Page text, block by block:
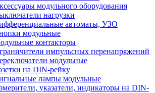
модульного оборудования
нагрузки
автоматы, УЗО
модульные
контакторы
импульсных перенапряжений
модульные
на DIN-рейку
лампы модульные
указатели, индикаторы на DIN-